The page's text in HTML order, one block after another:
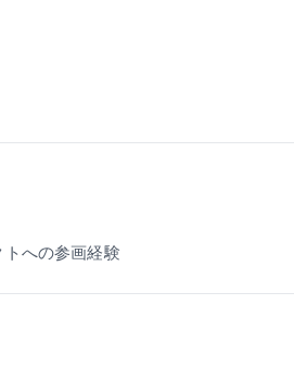
への参画経験